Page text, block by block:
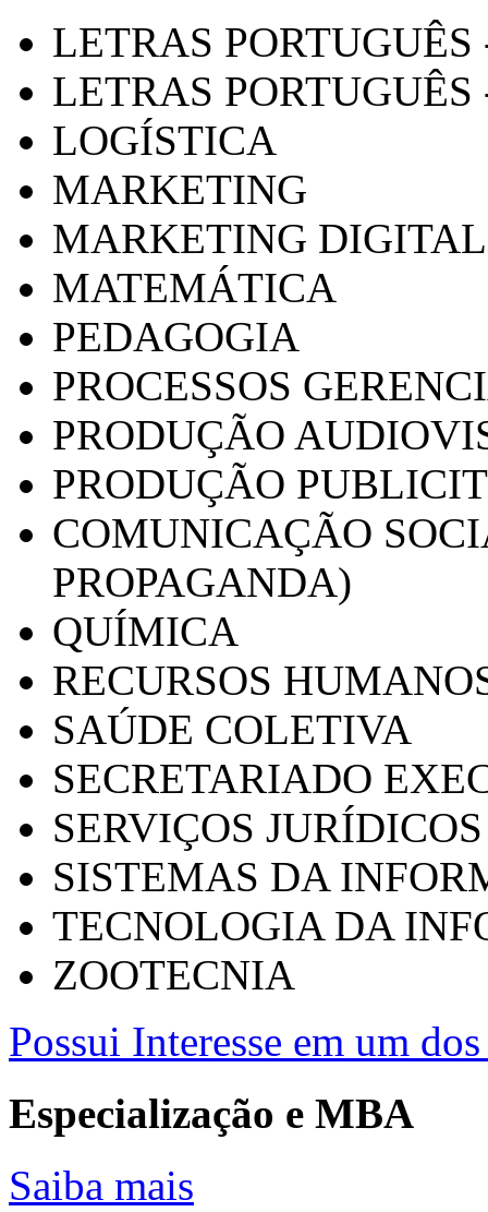
LETRAS
LETRAS PORTUGUÊS
LOGÍSTICA
MARKETING
MARKETING DIGITAL
MATEMÁTICA
PEDAGOGIA
PROCESSOS
PRODUÇÃO
PRODUÇÃO
COMUNICAÇÃO
PROPAGANDA)
QUÍMICA
RECURSOS
SAÚDE COLETIVA
SECRETARIADO
SERVIÇOS
SISTEMAS DA
TECNOLOGIA DA
ZOOTECNIA
Possui Interesse em um
Especialização e MBA
Saiba mais